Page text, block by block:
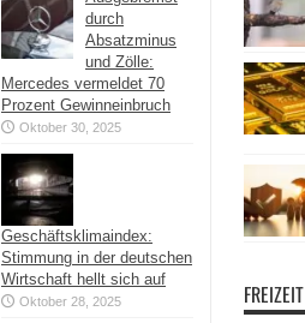
durch
Absatzminus
und Zölle:
Mercedes vermeldet 70
Prozent Gewinneinbruch
Oktober 30, 2025
Geschäftsklimaindex:
Stimmung in der deutschen
Wirtschaft hellt sich auf
Oktober 28, 2025 FREIZEIT